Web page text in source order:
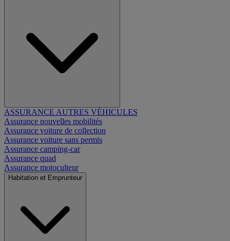
ASSURANCE AUTRES VÉHICULES
Assurance nouvelles mobilités
Assurance voiture de collection
Assurance voiture sans permis
Assurance camping-car
Assurance quad
Assurance motoculteur
Habitation et Emprunteur